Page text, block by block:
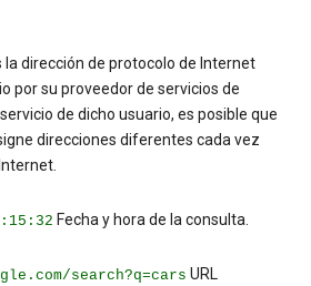
la dirección de protocolo de Internet
por su proveedor de servicios de
de dicho usuario, es posible que
direcciones diferentes cada vez
Fecha y hora de la consulta.
search?q=cars URL